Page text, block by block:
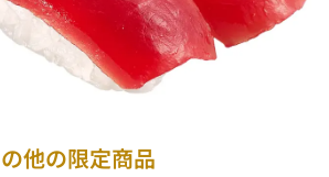
他の限定商品